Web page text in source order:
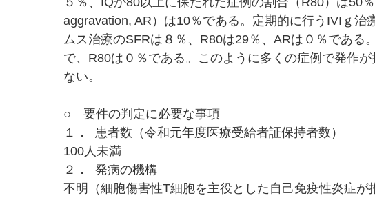
aggravation, AR）は10％である。定期的に行うIVIｇ
ムス治療のSFRは８％、R80は29％、ARは０％であ
で、R80は０％である。このように多くの症例で発作
ない。
○ 要件の判定に必要な事項
１． 患者数（令和元年度医療受給者証保持者数）
100人未満
２． 発病の機構
不明（細胞傷害性T細胞を主役とした自己免疫性炎症が